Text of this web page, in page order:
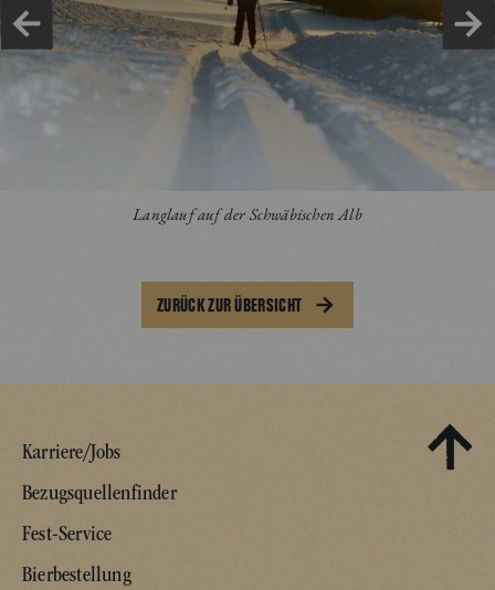
Langlauf auf der Schwäbischen Alb
ZURÜCK ZUR ÜBERSICHT
Karriere/Jobs
Bezugsquellenfinder
Fest-Service
Bierbestellung